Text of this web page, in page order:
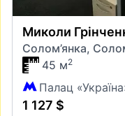
Миколи
Солом’янка,
45 м2
Палац
1 127 $